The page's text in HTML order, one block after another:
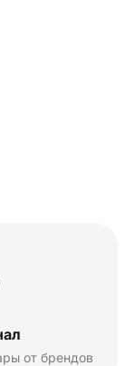
от брендов